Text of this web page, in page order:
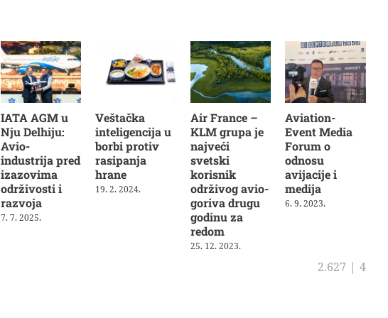
IATA AGM u
Nju Delhiju:
Avio-
industrija pred
izazovima
održivosti i
razvoja
7. 7. 2025.
Veštačka
inteligencija u
borbi protiv
rasipanja
hrane
19. 2. 2024.
Air France –
KLM grupa je
najveći
svetski
korisnik
održivog avio-
goriva drugu
godinu za
redom
25. 12. 2023.
Aviation-
Event Media
Forum o
odnosu
avijacije i
medija
6. 9. 2023.
2.627 | 4